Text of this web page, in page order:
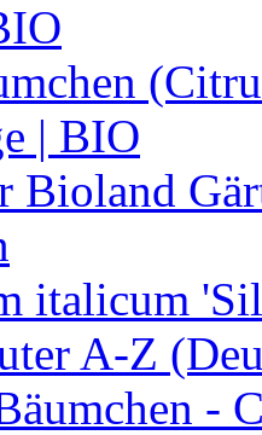
| BIO
Bioland
italicum
A-Z
-